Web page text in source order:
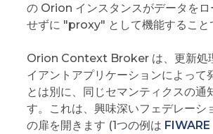
の Orion インスタンスがデータをロ
せずに "proxy" として機能すること
Orion Context Broker は、更新処
イアントアプリケーションによって
とは別に、同じセマンティクスの通
す。これは、興味深いフェデレーシ
の扉を開きます (1つの例は